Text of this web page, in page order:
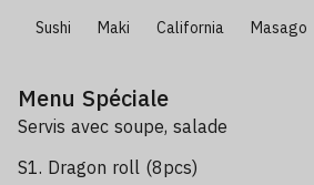
Sushi Maki California Masago
Menu Spéciale
Servis avec soupe, salade
S1. Dragon roll (8pcs)